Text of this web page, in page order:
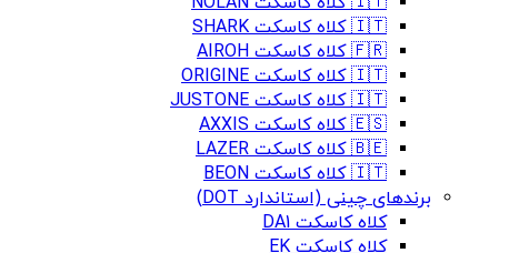
🇮🇹 کلاه کاسکت SHARK
🇫🇷 کلاه کاسکت AIROH
🇮🇹 کلاه کاسکت ORIGINE
🇮🇹 کلاه کاسکت JUSTONE
🇪🇸 کلاه کاسکت AXXIS
🇧🇪 کلاه کاسکت LAZER
🇮🇹 کلاه کاسکت BEON
برندهای چینی (استاندارد DOT)
کلاه کاسکت DA1
کلاه کاسکت EK